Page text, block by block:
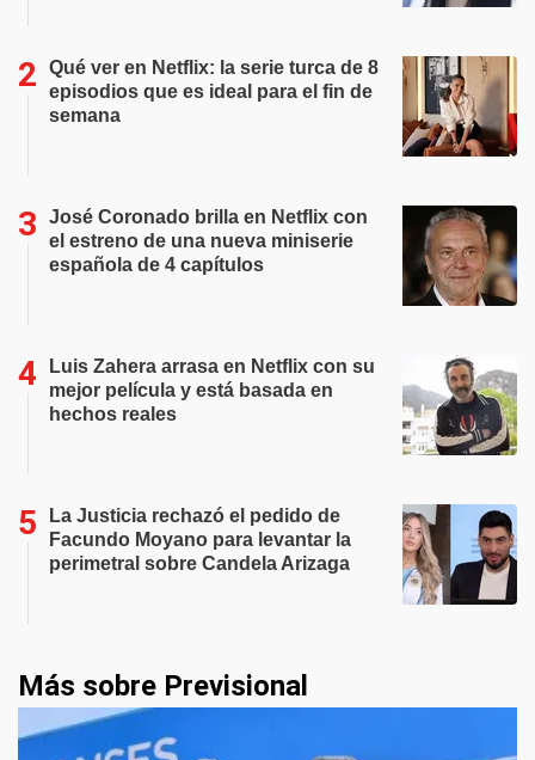
Qué ver en Netflix: la serie turca de 8
episodios que es ideal para el fin de
semana
José Coronado brilla en Netflix con
el estreno de una nueva miniserie
española de 4 capítulos
Luis Zahera arrasa en Netflix con su
mejor película y está basada en
hechos reales
La Justicia rechazó el pedido de
Facundo Moyano para levantar la
perimetral sobre Candela Arizaga
Más sobre Previsional